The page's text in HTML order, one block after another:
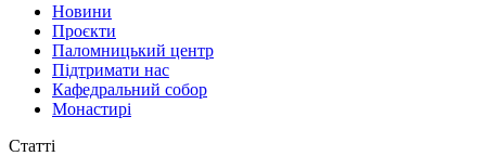
Новини
Проєкти
Паломницький центр
Підтримати нас
Кафедральний собор
Монастирі
Статті